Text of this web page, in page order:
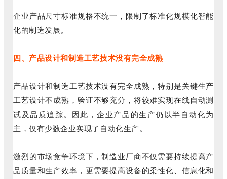
企业产品尺寸标准规格不统一，限制了标准化规模化智能
化的制造发展。
四、产品设计和制造工艺技术没有完全成熟
产品设计和制造工艺技术没有完全成熟，特别是关键生产
工艺设计不成熟，验证不够充分，将较难实现在线自动测
试及品质追踪。因此，企业产品的生产仍以半自动化为
主，仅有少数企业实现了自动化生产。
激烈的市场竞争环境下，制造业厂商不仅需要持续提高产
品质量和生产效率，更需要提高设备的柔性化、信息化和